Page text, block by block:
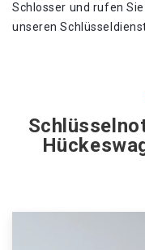
Schlosser und rufen
unseren